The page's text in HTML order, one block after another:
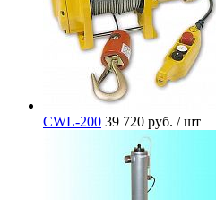
CWL-200 39 720 руб. / шт